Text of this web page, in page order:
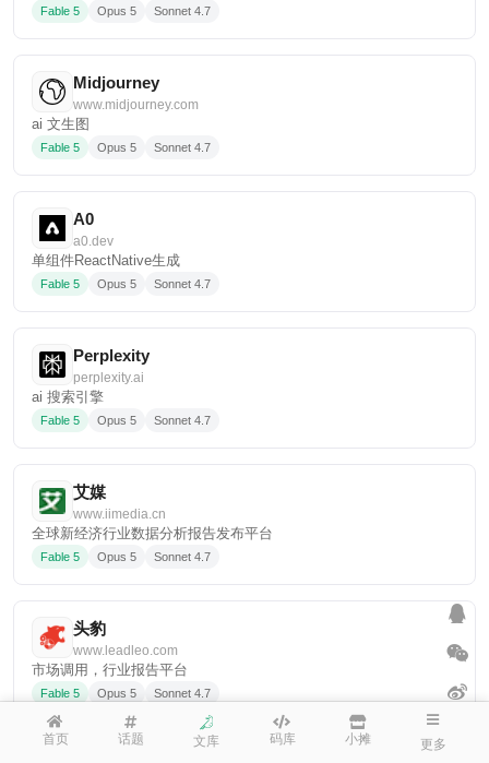
首页 话题 文库 码库 小摊 更多
Fable 5 Opus 5 Sonnet 4.7
Midjourney
www.midjourney.com
ai 文生图
Fable 5 Opus 5 Sonnet 4.7
A0
a0.dev
单组件ReactNative生成
Fable 5 Opus 5 Sonnet 4.7
Perplexity
perplexity.ai
ai 搜索引擎
Fable 5 Opus 5 Sonnet 4.7
艾媒
www.iimedia.cn
全球新经济行业数据分析报告发布平台
Fable 5 Opus 5 Sonnet 4.7
头豹
www.leadleo.com
市场调用，行业报告平台
Fable 5 Opus 5 Sonnet 4.7